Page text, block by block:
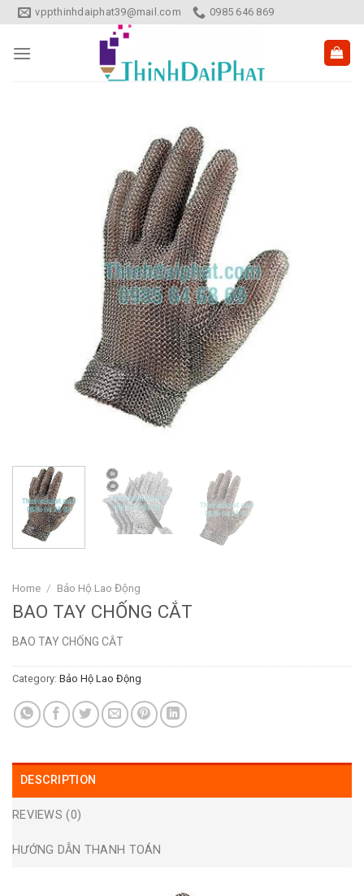
Skip
to
content
vppthinhdaiphat39@mail.com 0985 646 869
Home / Bảo Hộ Lao Động
BAO TAY CHỐNG CẮT
BAO TAY CHỐNG CẮT
Category: Bảo Hộ Lao Động
DESCRIPTION
REVIEWS (0)
HƯỚNG DẪN THANH TOÁN